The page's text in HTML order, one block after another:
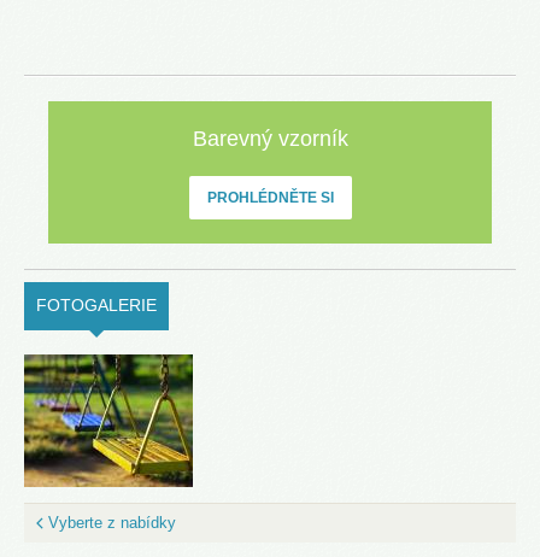
Barevný vzorník
PROHLÉDNĚTE SI
FOTOGALERIE
Vyberte z nabídky